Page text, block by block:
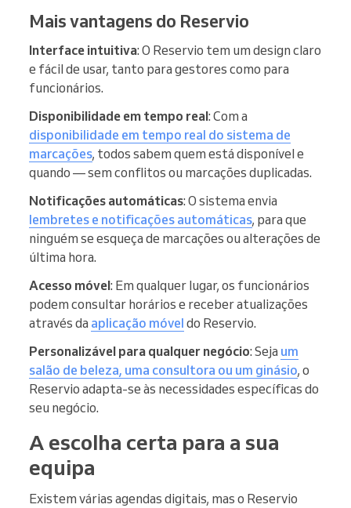
Mais vantagens do Reservio
Interface intuitiva: O Reservio tem um design claro
e fácil de usar, tanto para gestores como para
funcionários.
Disponibilidade em tempo real: Com a
disponibilidade em tempo real do sistema de
marcações, todos sabem quem está disponível e
quando — sem conflitos ou marcações duplicadas.
Notificações automáticas: O sistema envia
lembretes e notificações automáticas, para que
ninguém se esqueça de marcações ou alterações de
última hora.
Acesso móvel: Em qualquer lugar, os funcionários
podem consultar horários e receber atualizações
através da aplicação móvel do Reservio.
Personalizável para qualquer negócio: Seja um
salão de beleza, uma consultora ou um ginásio, o
Reservio adapta-se às necessidades específicas do
seu negócio.
A escolha certa para a sua
equipa
Existem várias agendas digitais, mas o Reservio